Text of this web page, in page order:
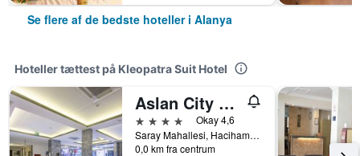
Se flere af de bedste hoteller i Alanya
Hoteller tættest på Kleopatra Suit Hotel
Aslan City Hotel - Ex Beste Hotel
4 stjerner
Okay 4,6
Saray Mahallesi, Hacihamdioglu Sokak No11, Alanya, Tyrkiet
0,0 km fra centrum